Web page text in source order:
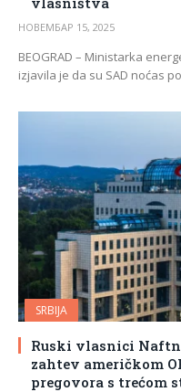
НОВЕМБАР 15, 2025
BEOGRAD – Ministarka
izjavila je da su SAD noćas
SRBIJA
Ruski vlasnici
zahtev američkom
pregovora s trećom